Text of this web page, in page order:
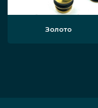
Золото